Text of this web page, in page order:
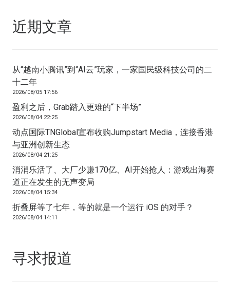
近期文章
从“越南小腾讯”到“AI云”玩家，一家国民级科技公司的二
十二年
2026/08/05 17:56
盈利之后，Grab踏入更难的“下半场”
2026/08/04 22:25
动点国际TNGlobal宣布收购Jumpstart Media，连接香港
与亚洲创新生态
2026/08/04 21:25
消消乐活了、大厂少赚170亿、AI开始抢人：游戏出海赛
道正在发生的无声变局
2026/08/04 15:34
折叠屏等了七年，等的就是一个运行 iOS 的对手？
2026/08/04 14:11
寻求报道